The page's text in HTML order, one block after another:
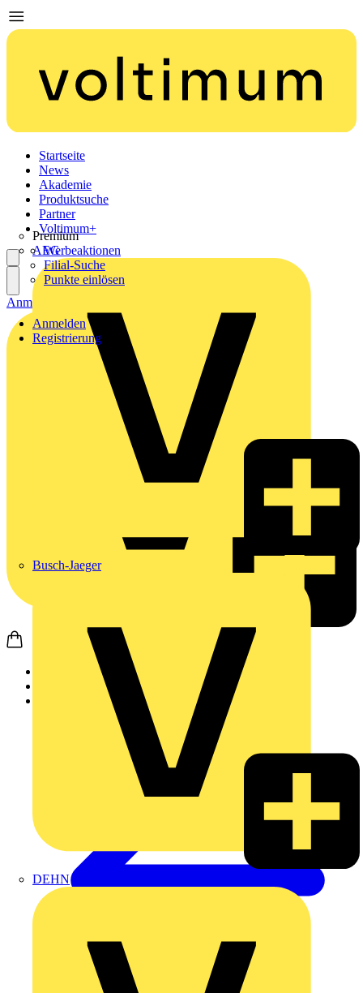
Startseite
News
Akademie
Produktsuche
Partner
Premium
AEG
Busch-Jaeger
DEHN
Voltimum+
Werbeaktionen
Filial-Suche
Punkte einlösen
Anmelden
Registrierung
Anmelden